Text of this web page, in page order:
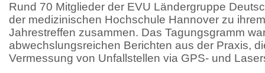
Rund 70 Mitglieder der EVU Ländergruppe
der medizinischen Hochschule Hannover zu
Jahrestreffen zusammen. Das Tagungsgramm
abwechslungsreichen Berichten aus der Praxis,
Vermessung von Unfallstellen via GPS- und